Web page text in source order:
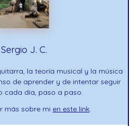
Sergio J. C.
la teoría musical y la música
de aprender y de intentar seguir
cada día, paso a paso.
más sobre mi en este link.